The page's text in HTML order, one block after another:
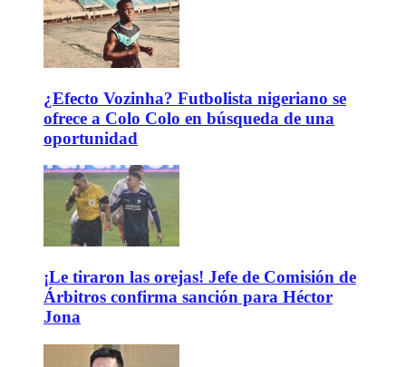
¿Efecto Vozinha? Futbolista nigeriano se
ofrece a Colo Colo en búsqueda de una
oportunidad
¡Le tiraron las orejas! Jefe de Comisión de
Árbitros confirma sanción para Héctor
Jona